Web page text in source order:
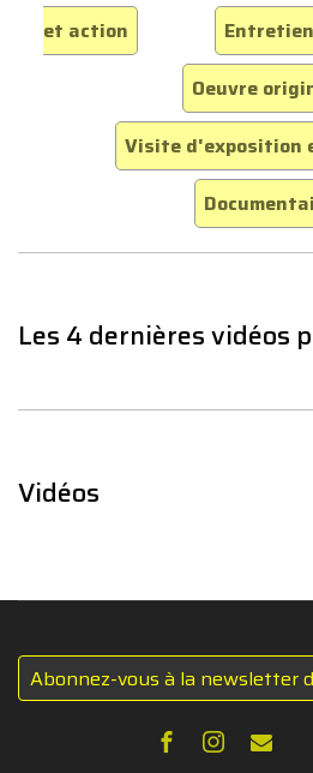
et action
Oeuvre
Visite d'exposition
Les 4 dernières vidéos
Vidéos
Abonnez-vous à la newsletter